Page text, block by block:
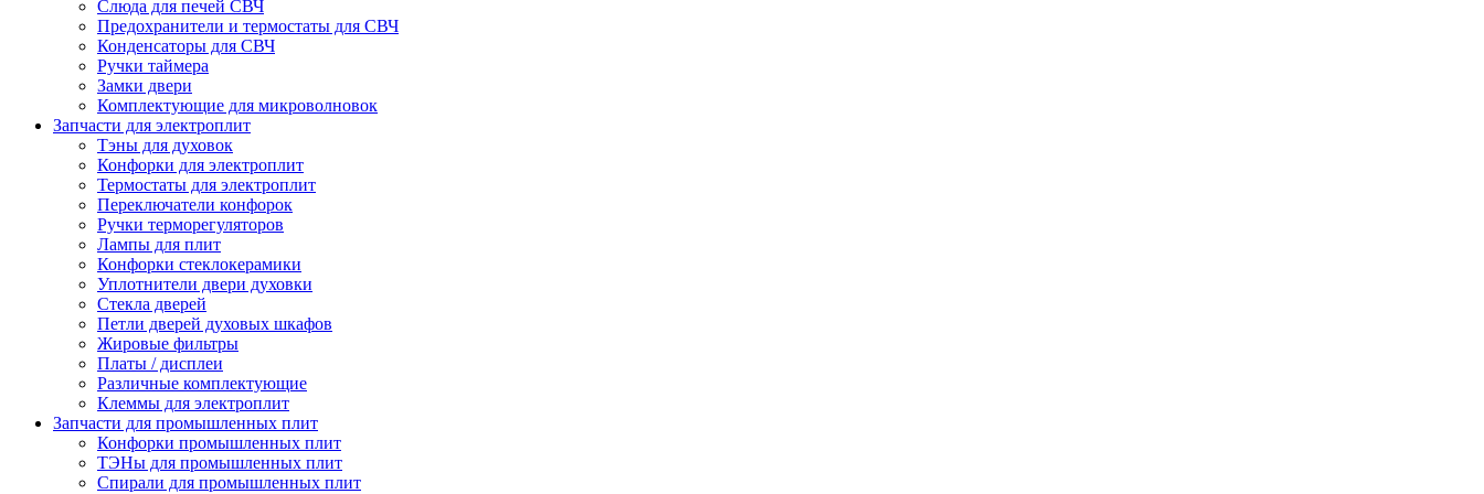
Слюда для печей СВЧ
Предохранители и термостаты для СВЧ
Конденсаторы для СВЧ
Ручки таймера
Замки двери
Комплектующие для микроволновок
Запчасти для электроплит
Тэны для духовок
Конфорки для электроплит
Термостаты для электроплит
Переключатели конфорок
Ручки терморегуляторов
Лампы для плит
Конфорки стеклокерамики
Уплотнители двери духовки
Стекла дверей
Петли дверей духовых шкафов
Жировые фильтры
Платы / дисплеи
Различные комплектующие
Клеммы для электроплит
Запчасти для промышленных плит
Конфорки промышленных плит
ТЭНы для промышленных плит
Спирали для промышленных плит